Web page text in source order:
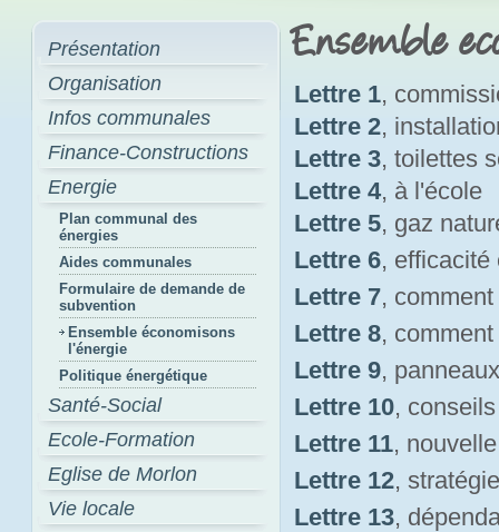
Présentation
Organisation
Infos communales
Finance-Constructions
Energie
Plan communal des
énergies
Aides communales
Formulaire de demande de
subvention
Ensemble économisons
l'énergie
Politique énergétique
Santé-Social
Ecole-Formation
Eglise de Morlon
Vie locale
Ensemble
Lettre 1,
Lettre 2,
Lettre 3, toilettes
Lettre 4, à l'école
Lettre 5, gaz
Lettre 6, efficacité
Lettre 7,
Lettre 8,
Lettre 9,
Lettre 10,
Lettre 11,
Lettre 12,
Lettre 13,